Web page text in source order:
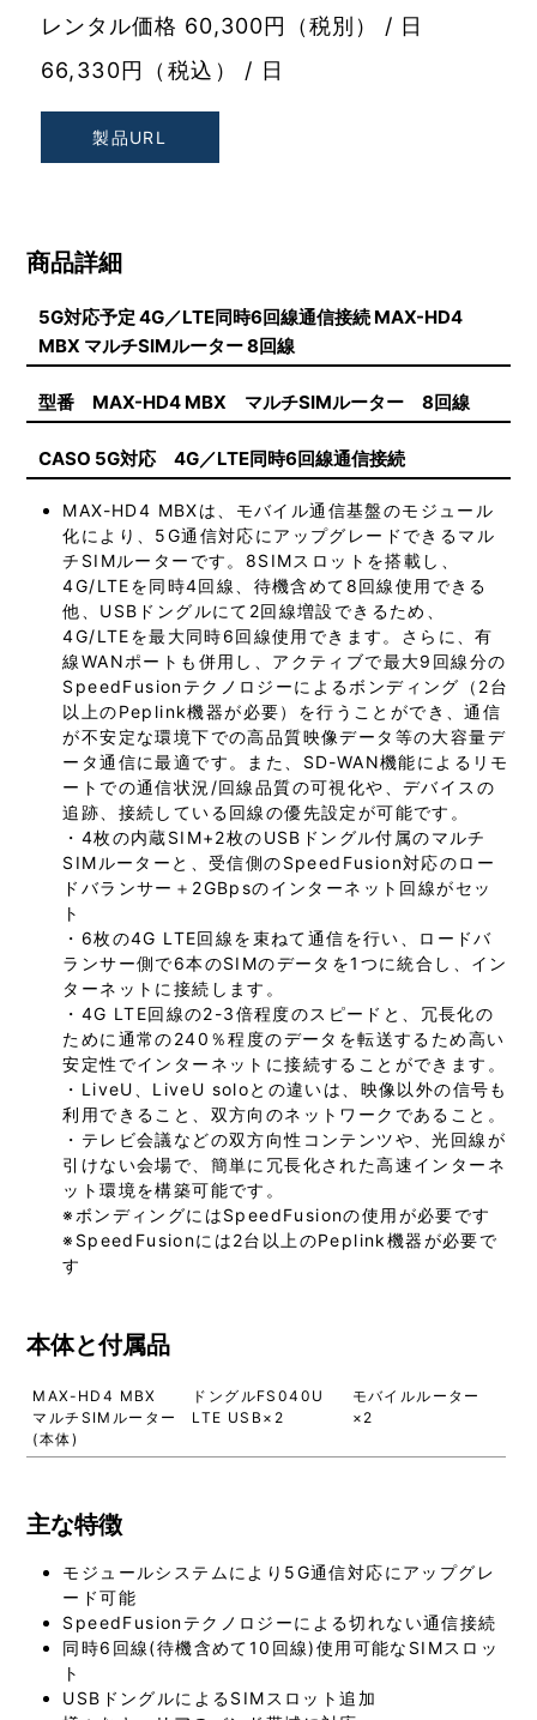
レンタル価格 60,300円（税別） / 日
66,330円（税込） / 日
製品URL
商品詳細
5G対応予定 4G／LTE同時6回線通信接続 MAX-HD4
MBX マルチSIMルーター 8回線
型番 MAX-HD4 MBX マルチSIMルーター 8回線
CASO 5G対応 4G／LTE同時6回線通信接続
MAX-HD4 MBXは、モバイル通信基盤のモジュール
化により、5G通信対応にアップグレードできるマル
チSIMルーターです。8SIMスロットを搭載し、
4G/LTEを同時4回線、待機含めて8回線使用できる
他、USBドングルにて2回線増設できるため、
4G/LTEを最大同時6回線使用できます。さらに、有
線WANポートも併用し、アクティブで最大9回線分の
SpeedFusionテクノロジーによるボンディング（2台
以上のPeplink機器が必要）を行うことができ、通信
が不安定な環境下での高品質映像データ等の大容量デ
ータ通信に最適です。また、SD-WAN機能によるリモ
ートでの通信状況/回線品質の可視化や、デバイスの
追跡、接続している回線の優先設定が可能です。
・4枚の内蔵SIM+2枚のUSBドングル付属のマルチ
SIMルーターと、受信側のSpeedFusion対応のロー
ドバランサー＋2GBpsのインターネット回線がセッ
ト
・6枚の4G LTE回線を束ねて通信を行い、ロードバ
ランサー側で6本のSIMのデータを1つに統合し、イン
ターネットに接続します。
・4G LTE回線の2-3倍程度のスピードと、冗長化の
ために通常の240％程度のデータを転送するため高い
安定性でインターネットに接続することができます。
・LiveU、LiveU soloとの違いは、映像以外の信号も
利用できること、双方向のネットワークであること。
・テレビ会議などの双方向性コンテンツや、光回線が
引けない会場で、簡単に冗長化された高速インターネ
ット環境を構築可能です。
※ボンディングにはSpeedFusionの使用が必要です
※SpeedFusionには2台以上のPeplink機器が必要で
す
本体と付属品
MAX-HD4 MBX
マルチSIMルーター
(本体)
ドングルFS040U
LTE USB×2
モバイルルーター
×2
主な特徴
モジュールシステムにより5G通信対応にアップグレ
ード可能
SpeedFusionテクノロジーによる切れない通信接続
同時6回線(待機含めて10回線)使用可能なSIMスロッ
ト
USBドングルによるSIMスロット追加